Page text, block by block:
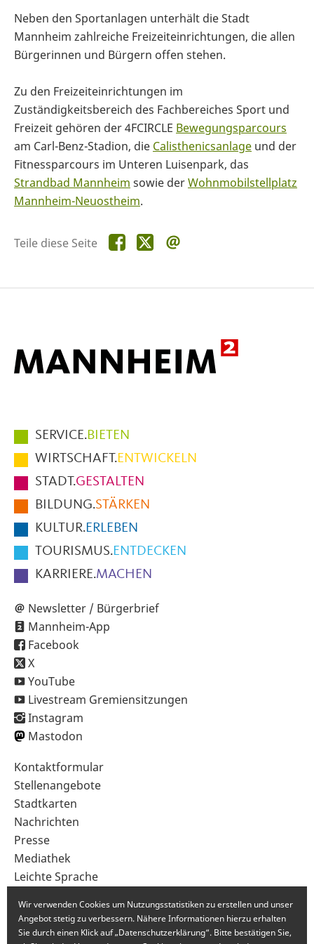
Neben den Sportanlagen unterhält die Stadt
Mannheim zahlreiche Freizeiteinrichtungen, die allen
Bürgerinnen und Bürgern offen stehen.
Zu den Freizeiteinrichtungen im
Zuständigkeitsbereich des Fachbereiches Sport und
Freizeit gehören der 4FCIRCLE Bewegungsparcours
am Carl-Benz-Stadion, die Calisthenicsanlage und der
Fitnessparcours im Unteren Luisenpark, das
Strandbad Mannheim sowie derWohnmobilstellplatz
Mannheim-Neuostheim.
Teile diese Seite Teile
diese
Teile
diese
Hauptmenüpunkte
im
Fußbereich
der
Seite
SERVICE.BIETEN
WIRTSCHAFT.ENTWICKELN
STADT.GESTALTEN
BILDUNG.STÄRKEN
KULTUR.ERLEBEN
TOURISMUS.ENTDECKEN
KARRIERE.MACHEN
Newsletter / Bürgerbrief
Mannheim-App
Facebook
X
YouTube
Livestream Gremiensitzungen
Instagram
Mastodon
Sekundärnavigation
im
Fußbereich
Kontaktformular
Stellenangebote
Stadtkarten
Nachrichten
Presse
Mediathek
Leichte Sprache
Wir verwenden Cookies um Nutzungsstatistiken zu erstellen und unser
Angebot stetig zu verbessern. Nähere Informationen hierzu erhalten
Sie durch einen Klick auf „Datenschutzerklärung“. Bitte bestätigen Sie,